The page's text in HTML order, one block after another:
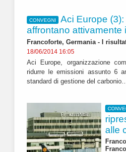
CONVEGNI
Aci Europe
affrontano attivamente
Francoforte, Germania - I
18/06/2014 16:05
Aci Europe, organizzazione
ridurre le emissioni assunto 6
standard di gestione del carbonio...
alle